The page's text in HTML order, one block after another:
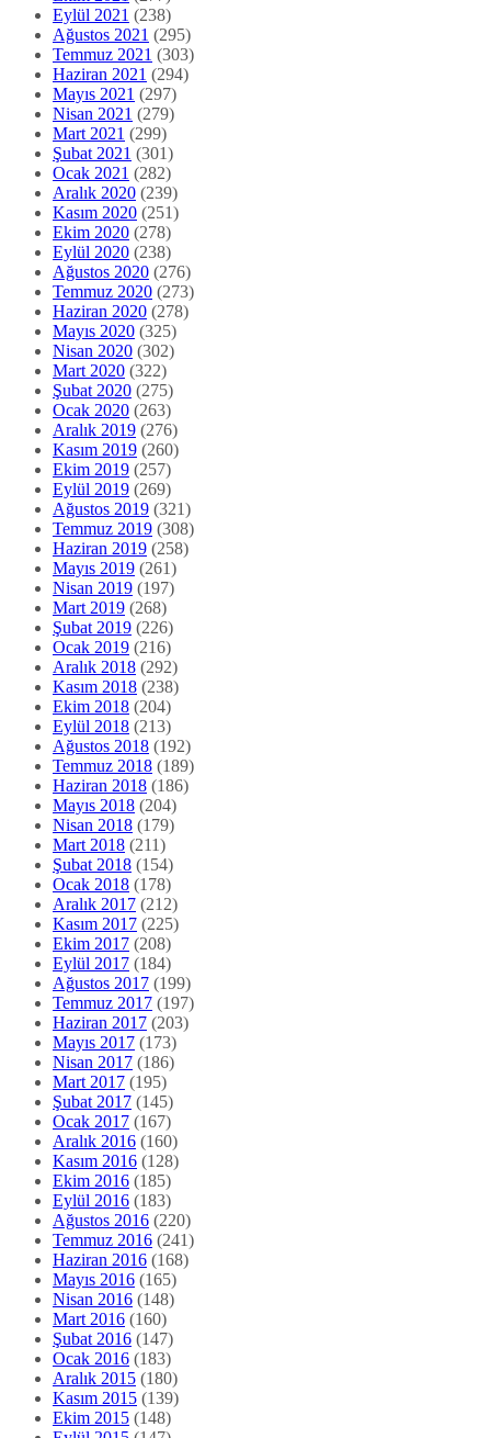
Eylül 2021 (238)
Ağustos 2021 (295)
Temmuz 2021 (303)
Haziran 2021 (294)
Mayıs 2021 (297)
Nisan 2021 (279)
Mart 2021 (299)
Şubat 2021 (301)
Ocak 2021 (282)
Aralık 2020 (239)
Kasım 2020 (251)
Ekim 2020 (278)
Eylül 2020 (238)
Ağustos 2020 (276)
Temmuz 2020 (273)
Haziran 2020 (278)
Mayıs 2020 (325)
Nisan 2020 (302)
Mart 2020 (322)
Şubat 2020 (275)
Ocak 2020 (263)
Aralık 2019 (276)
Kasım 2019 (260)
Ekim 2019 (257)
Eylül 2019 (269)
Ağustos 2019 (321)
Temmuz 2019 (308)
Haziran 2019 (258)
Mayıs 2019 (261)
Nisan 2019 (197)
Mart 2019 (268)
Şubat 2019 (226)
Ocak 2019 (216)
Aralık 2018 (292)
Kasım 2018 (238)
Ekim 2018 (204)
Eylül 2018 (213)
Ağustos 2018 (192)
Temmuz 2018 (189)
Haziran 2018 (186)
Mayıs 2018 (204)
Nisan 2018 (179)
Mart 2018 (211)
Şubat 2018 (154)
Ocak 2018 (178)
Aralık 2017 (212)
Kasım 2017 (225)
Ekim 2017 (208)
Eylül 2017 (184)
Ağustos 2017 (199)
Temmuz 2017 (197)
Haziran 2017 (203)
Mayıs 2017 (173)
Nisan 2017 (186)
Mart 2017 (195)
Şubat 2017 (145)
Ocak 2017 (167)
Aralık 2016 (160)
Kasım 2016 (128)
Ekim 2016 (185)
Eylül 2016 (183)
Ağustos 2016 (220)
Temmuz 2016 (241)
Haziran 2016 (168)
Mayıs 2016 (165)
Nisan 2016 (148)
Mart 2016 (160)
Şubat 2016 (147)
Ocak 2016 (183)
Aralık 2015 (180)
Kasım 2015 (139)
Ekim 2015 (148)